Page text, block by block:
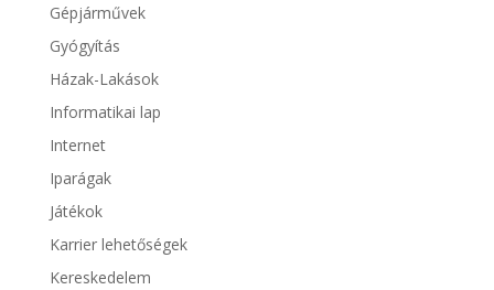
Gépjárművek
Gyógyítás
Házak-Lakások
Informatikai lap
Internet
Iparágak
Játékok
Karrier lehetőségek
Kereskedelem